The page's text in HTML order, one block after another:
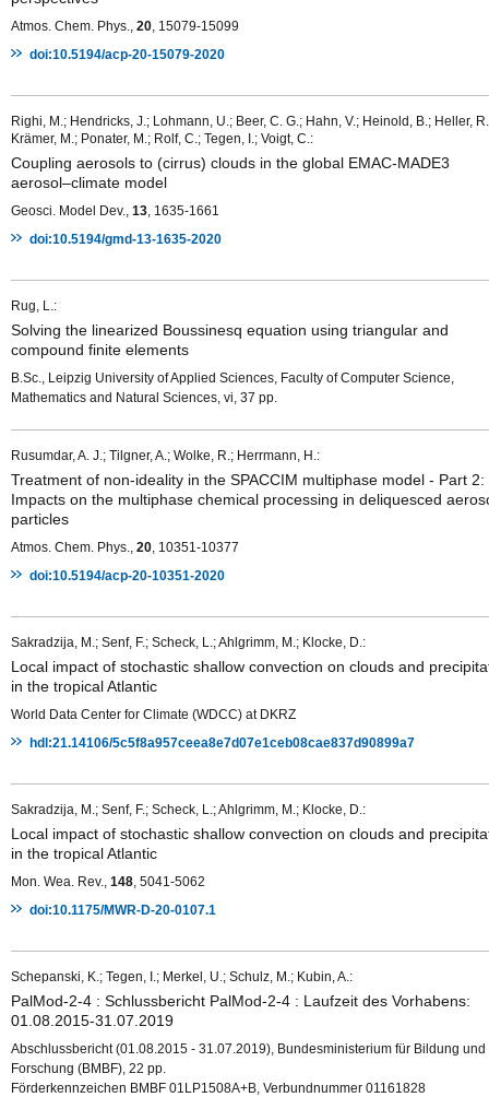
Atmos. Chem. Phys., 20 , 15079-15099
doi:10.5194/acp-20-15079-2020
Righi, M.; Hendricks, J.; Lohmann, U.; Beer, C. G.; Hahn, V.; Heinold, B.; Heller,
Krämer, M.; Ponater, M.; Rolf, C.; Tegen, I.; Voigt, C.:
Coupling aerosols to (cirrus) clouds in the global EMAC-MADE3
aerosol–climate model
Geosci. Model Dev., 13 , 1635-1661
doi:10.5194/gmd-13-1635-2020
Rug, L.:
Solving the linearized Boussinesq equation using triangular and
compound finite elements
B.Sc., Leipzig University of Applied Sciences, Faculty of Computer Science,
Mathematics and Natural Sciences, vi, 37 pp.
Rusumdar, A. J.; Tilgner, A.; Wolke, R.; Herrmann, H.:
Treatment of non-ideality in the SPACCIM multiphase model - Part 2:
Impacts on the multiphase chemical processing in deliquesced
particles
Atmos. Chem. Phys., 20 , 10351-10377
doi:10.5194/acp-20-10351-2020
Sakradzija, M.; Senf, F.; Scheck, L.; Ahlgrimm, M.; Klocke, D.:
Local impact of stochastic shallow convection on clouds and
in the tropical Atlantic
World Data Center for Climate (WDCC) at DKRZ
hdl:21.14106/5c5f8a957ceea8e7d07e1ceb08cae837d90899a7
Sakradzija, M.; Senf, F.; Scheck, L.; Ahlgrimm, M.; Klocke, D.:
Local impact of stochastic shallow convection on clouds and
in the tropical Atlantic
Mon. Wea. Rev., 148 , 5041-5062
doi:10.1175/MWR-D-20-0107.1
Schepanski, K.; Tegen, I.; Merkel, U.; Schulz, M.; Kubin, A.:
PalMod-2-4 : Schlussbericht PalMod-2-4 : Laufzeit des Vorhabens:
01.08.2015-31.07.2019
Abschlussbericht (01.08.2015 - 31.07.2019), Bundesministerium für Bildung und
Forschung (BMBF), 22 pp.
Förderkennzeichen BMBF 01LP1508A+B, Verbundnummer 01161828